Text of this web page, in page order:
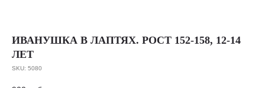
ИВАНУШКА В ЛАПТЯХ. РОСТ 152-158, 12-14
ЛЕТ
SKU: 5080